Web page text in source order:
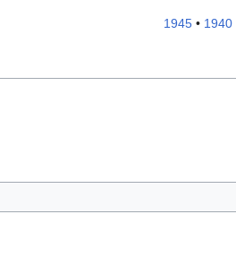
1940
•
1945